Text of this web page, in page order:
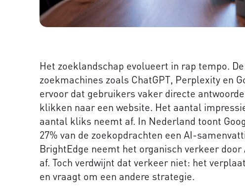
Het zoeklandschap evolueert in rap tempo.
zoekmachines zoals ChatGPT, Perplexity en
ervoor dat gebruikers vaker directe
klikken naar een website. Het aantal
aantal kliks neemt af. In Nederland toont
27% van de zoekopdrachten een AI-
BrightEdge neemt het organisch verkeer
af. Toch verdwijnt dat verkeer niet: het
en vraagt om een andere strategie.